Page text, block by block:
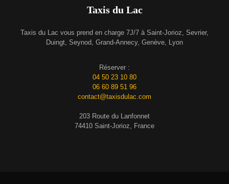
Taxis du Lac
Taxis du Lac vous prend en charge 7J/7 à Saint-Jorioz, Sevrier,
Duingt, Seynod, Grand-Annecy, Genève, Lyon
Réserver :
04 50 23 10 80
06 60 89 51 96
contact@taxisdulac.com
203 Route du Lanfonnet
74410 Saint-Jorioz, France